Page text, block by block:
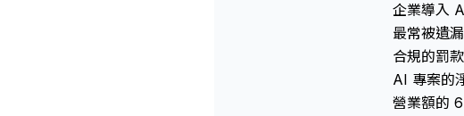
企業導入
最常被遺
合規的罰
AI 專案的
營業額的